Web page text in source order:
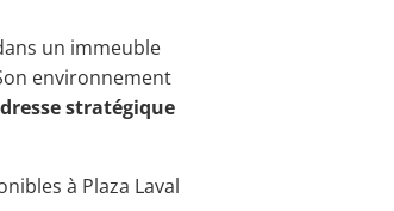
un immeuble
environnement
stratégique
à Plaza Laval